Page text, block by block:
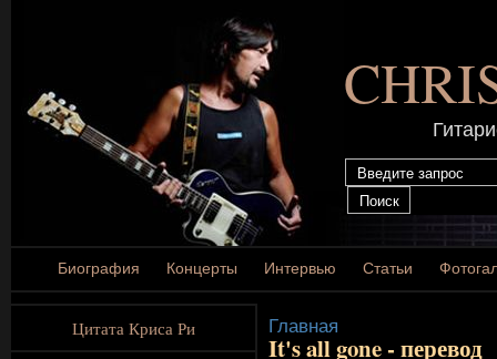
Биография Концерты Интервью Статьи
Цитата Криса Ри Главная
It's all gone - перевод